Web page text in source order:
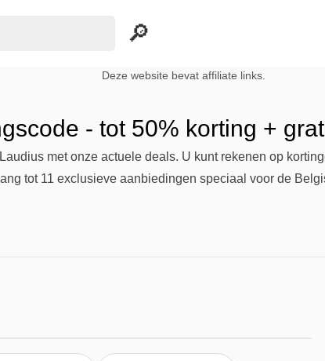
Deze website bevat affiliate links.
- tot 50% korting +
met onze actuele deals. U kunt rekenen op
tot 11 exclusieve aanbiedingen speciaal voor de